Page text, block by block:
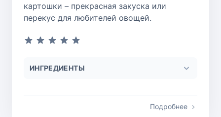
картошки – прекрасная закуска или
перекус для любителей овощей.
ИНГРЕДИЕНТЫ
Подробнее